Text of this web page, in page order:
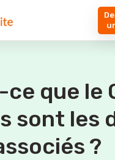
ce que le
sont les
?